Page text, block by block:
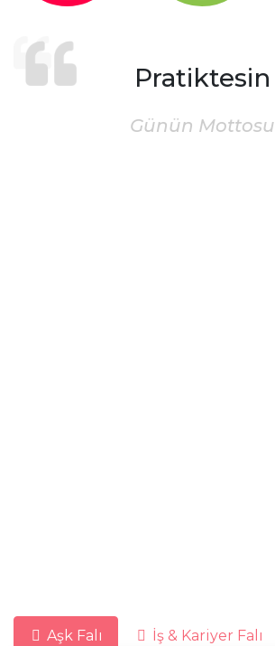
Pratiktesin
Günün Mottosu
Aşk Falı İş & Kariyer Falı